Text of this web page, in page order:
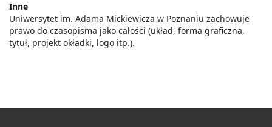
Inne
Uniwersytet im. Adama Mickiewicza w Poznaniu zachowuje
prawo do czasopisma jako całości (układ, forma graficzna,
tytuł, projekt okładki, logo itp.).